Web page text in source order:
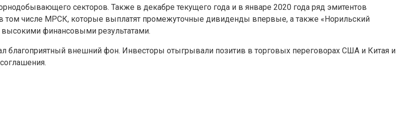
секторов. Также в декабре текущего года и в январе 2020 года ряд эмитентов
том числе МРСК, которые выплатят промежуточные дивиденды впервые, а также «Норильский
финансовыми результатами.
благоприятный внешний фон. Инвесторы отыгрывали позитив в торговых переговорах США и Китая и